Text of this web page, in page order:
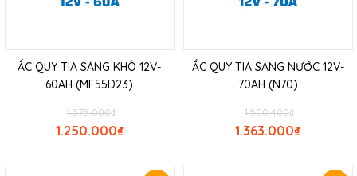
ẮC QUY TIA SÁNG KHÔ 12V-
60AH (MF55D23)
₫
1.375.000
₫
1.250.000
ẮC QUY TIA SÁNG NƯỚC 12V-
70AH (N70)
₫
1.500.400
₫
1.363.000